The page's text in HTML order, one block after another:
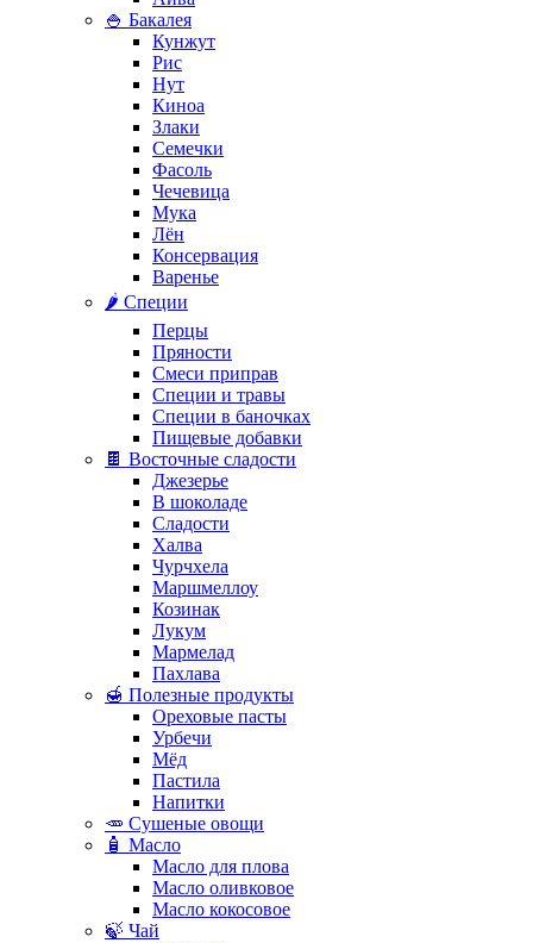
🍚 Бакалея
Кунжут
Рис
Нут
Киноа
Злаки
Семечки
Фасоль
Чечевица
Мука
Лён
Консервация
Варенье
🌶️ Специи
Перцы
Пряности
Смеси приправ
Специи и травы
Специи в баночках
Пищевые добавки
🍫 Восточные сладости
Джезерье
В шоколаде
Сладости
Халва
Чурчхела
Маршмеллоу
Козинак
Лукум
Мармелад
Пахлава
🍯 Полезные продукты
Ореховые пасты
Урбечи
Мёд
Пастила
Напитки
🥕 Сушеные овощи
🧴 Масло
Масло для плова
Масло оливковое
Масло кокосовое
🍃 Чай